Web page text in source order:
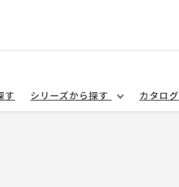
す シリーズから探す カタログ